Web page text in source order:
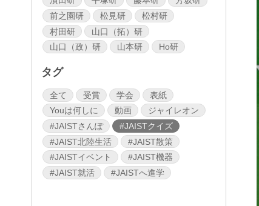
前之園研
松見研
松村研
村田研
山口（拓）研
山口（政）研
山本研 Ho研
タグ
全て 受賞 学会
表紙
Youは何しに
動画
ジャイレオン
#JAISTさんぽ
#JAISTクイズ
#JAIST北陸生活
#JAIST散策
#JAISTイベント
#JAIST機器
#JAIST就活
#JAISTへ進学